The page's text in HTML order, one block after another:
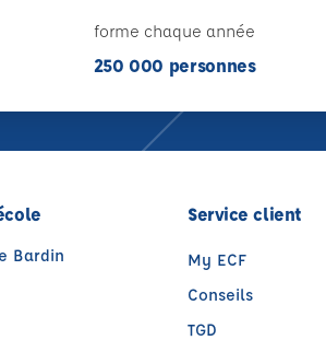
forme chaque année
250 000 personnes
Bardin
Service client
My ECF
Conseils
TGD